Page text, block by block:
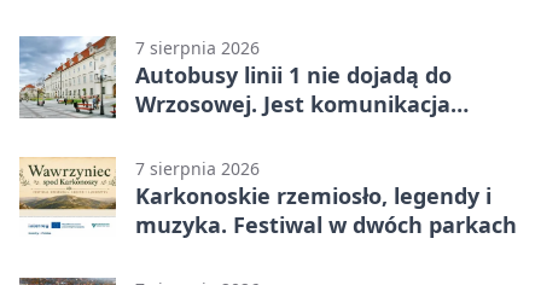
7 sierpnia 2026
Autobusy linii 1 nie dojadą do
Wrzosowej. Jest komunikacja
7 sierpnia 2026
Karkonoskie rzemiosło, legendy i
muzyka. Festiwal w dwóch parkach